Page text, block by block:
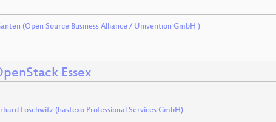
(Open Source Business Alliance / Univention GmbH )
Essex
Loschwitz (hastexo Professional Services GmbH)